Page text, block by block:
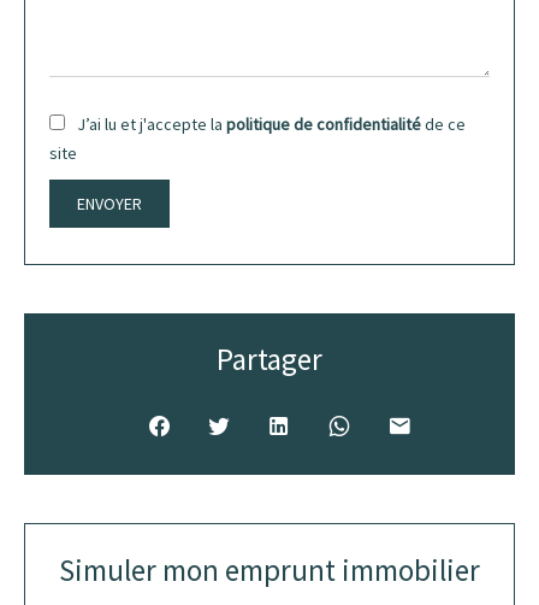
J’ai lu et j'accepte la politique de confidentialitéde ce
site
ENVOYER
Partager
Simuler mon emprunt immobilier